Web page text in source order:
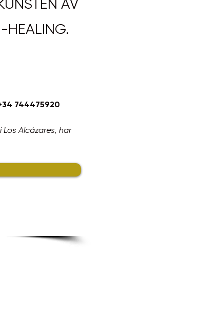
AV
HEALING.
744475920
Alcázares, har